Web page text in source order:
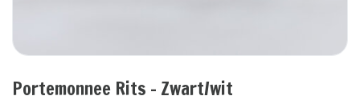
Portemonnee Rits - Zwart/wit